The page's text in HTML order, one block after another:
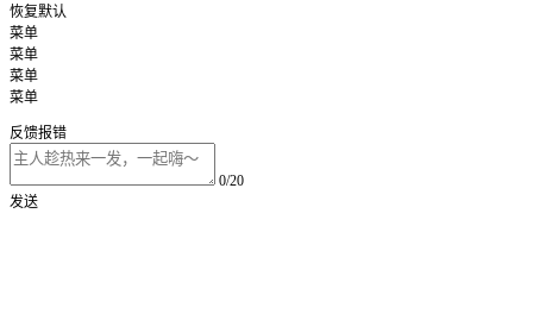
恢复默认
菜单
菜单
菜单
菜单
反馈报错
0/20
发送